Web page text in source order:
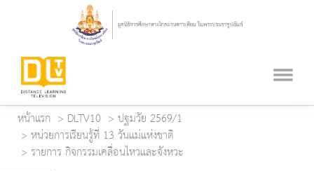
หน้าแรก DLTV10
ปฐมวัย 2569/1
หน่วยการเรียนรู้ที่ 13 วันแม่แห่งชาติ
รายการ กิจกรรมเคลื่อนไหวและจังหวะ